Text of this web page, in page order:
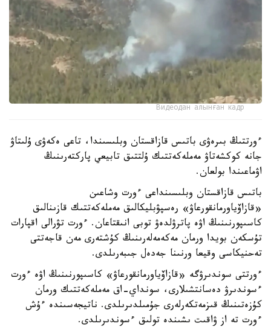
Видеодан алынған кадр
ءورتتىڭ بىرەۋى باتىس قازاقستان وبلىسىندا، تاعى ەكەۋى ۇلىتاۋ
جانە كوكشەتاۋ مەملەكەتتىك ۇلتتىق تابيعي پاركتەرىنىڭ
اۋماعىندا بولعان.
باتىس قازاقستان وبلىسىنداعى ءورت وشاعىن
«قازاۆياورمانقورعاۋ» رەسپۋبليكالىق مەملەكەتتىك قازىنالىق
كاسىپورنىنىڭ اۋە پاترۋلدەۋ توبى انىقتاعان. ءورت تۋرالى اقپارات
تۇسكەن بويدا ورمان مەكەمەلەرىنىڭ كۇشتەرى مەن قاجەتتى
تەحنيكاسى وقيعا ورنىنا جەدەل جىبەرىلدى.
ءورتتى سوندىرۋگە «قازاۆياورمانقورعاۋ» كاسىپورنىنىڭ اۋە ءورت
ءسوندىرۋ دەسانتشىلارى، سونداي-اق مەملەكەتتىك ورمان
كۇزەتىنىڭ قىزمەتكەرلەرى جۇمىلدىرىلدى. ناتيجەسىندە ءۇش
ءورت تە از ۋاقىت ىشىندە تولىق ءسوندىرىلدى.